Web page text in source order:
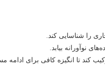
را شناسایی کند.
نوآورانه بیابد.
کند تا انگیزه کافی برای ادامه